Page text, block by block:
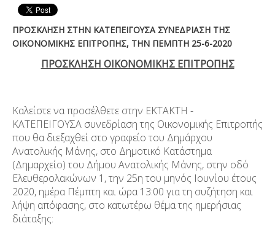
ΠΡΟΣΚΛΗΣΗ ΣΤΗΝ ΚΑΤΕΠΕΙΓΟΥΣΑ ΣΥΝΕΔΡΙΑΣΗ ΤΗΣ
ΟΙΚΟΝΟΜΙΚΗΣ ΕΠΙΤΡΟΠΗΣ, ΤΗΝ ΠΕΜΠΤΗ 25-6-2020
ΠΡΟΣΚΛΗΣΗ ΟΙΚΟΝΟΜΙΚΗΣ ΕΠΙΤΡΟΠΗΣ
Καλείστε να προσέλθετε στην ΕΚΤΑΚΤΗ -
ΚΑΤΕΠΕΙΓΟΥΣΑ συνεδρίαση της Οικονομικής Επιτροπής
που θα διεξαχθεί στο γραφείο του Δημάρχου
Ανατολικής Μάνης, στο Δημοτικό Κατάστημα
(Δημαρχείο) του Δήμου Ανατολικής Μάνης, στην οδό
Ελευθερολακώνων 1, την 25η του μηνός Ιουνίου έτους
2020, ημέρα Πέμπτη και ώρα 13:00 για τη συζήτηση και
λήψη απόφασης, στο κατωτέρω θέμα της ημερήσιας
διάταξης: